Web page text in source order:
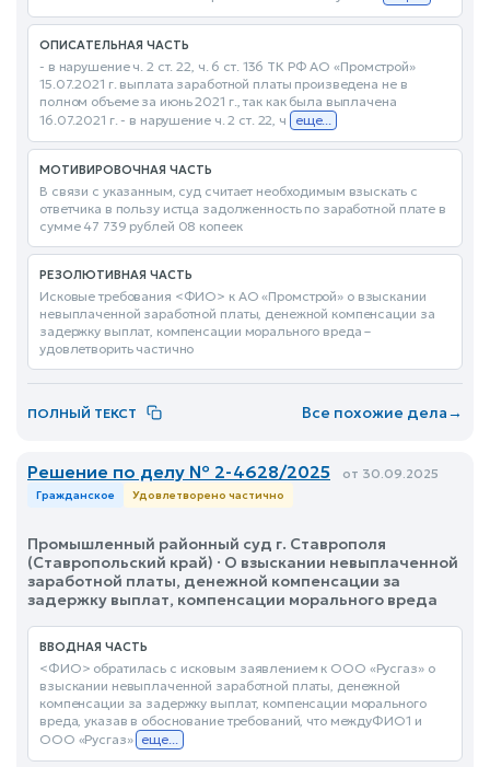
ОПИСАТЕЛЬНАЯ ЧАСТЬ
- в нарушение ч. 2 ст. 22, ч. 6 ст. 136 ТК РФ АО «Промстрой»
15.07.2021 г. выплата заработной платы произведена не в
полном объеме за июнь 2021 г., так как была выплачена
16.07.2021 г. - в нарушение ч. 2 ст. 22, ч
еще...
МОТИВИРОВОЧНАЯ ЧАСТЬ
В связи с указанным, суд считает необходимым взыскать с
ответчика в пользу истца задолженность по заработной плате в
сумме 47 739 рублей 08 копеек
РЕЗОЛЮТИВНАЯ ЧАСТЬ
Исковые требования <ФИО> к АО «Промстрой» о взыскании
невыплаченной заработной платы, денежной компенсации за
задержку выплат, компенсации морального вреда –
удовлетворить частично
ПОЛНЫЙ ТЕКСТ Все похожие дела→
Решение по делу № 2-4628/2025 от 30.09.2025
Гражданское Удовлетворено частично
Промышленный районный суд г. Ставрополя
(Ставропольский край) · О взыскании невыплаченной
заработной платы, денежной компенсации за
задержку выплат, компенсации морального вреда
ВВОДНАЯ ЧАСТЬ
<ФИО> обратилась с исковым заявлением к ООО «Русгаз» о
взыскании невыплаченной заработной платы, денежной
компенсации за задержку выплат, компенсации морального
вреда, указав в обоснование требований, что междуФИО1 и
ООО «Русгаз» еще...